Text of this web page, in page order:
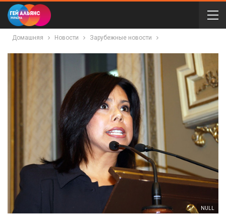
Домашняя Новости Зарубежные новости
NULL